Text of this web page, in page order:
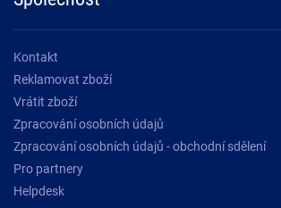
Kontakt
Reklamovat zboží
Vrátit zboží
Zpracování osobních údajů
Zpracování osobních údajů - obchodní sdělení
Pro partnery
Helpdesk